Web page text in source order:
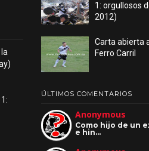
1: orgullosos
2012)
Carta abierta
Ferro Carril
ÚLTIMOS COMENTARIOS
Anonymous
Como hijo de un
e hin…